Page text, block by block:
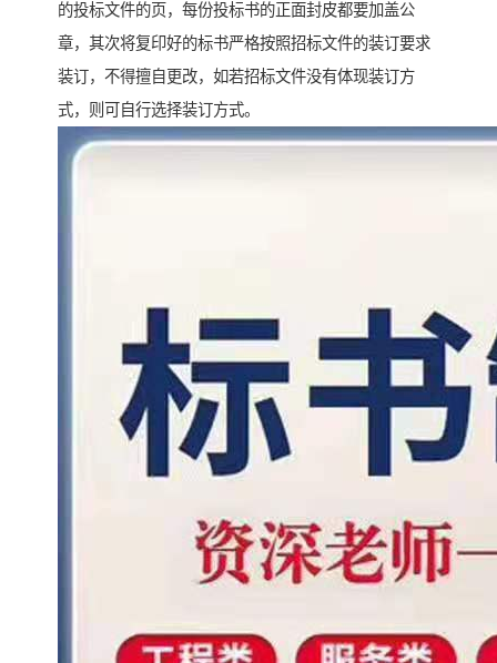
的投标文件的页，每份投标书的正面封皮都要加盖公
章，其次将复印好的标书严格按照招标文件的装订要求
装订，不得擅自更改，如若招标文件没有体现装订方
式，则可自行选择装订方式。